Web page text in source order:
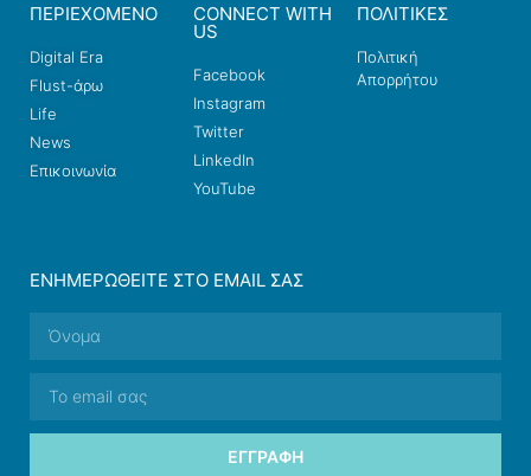
ΠΕΡΙΕΧΟΜΕΝΟ
Digital Era
Flust-άρω
Life
News
Επικοινωνία
CONNECT WITH
US
Facebook
Instagram
Twitter
LinkedIn
YouTube
ΠΟΛΙΤΙΚΕΣ
Πολιτική
Απορρήτου
ΕΝΗΜΕΡΩΘΕΊΤΕ ΣΤΟ EMAIL ΣΑΣ
ΕΓΓΡΑΦΉ